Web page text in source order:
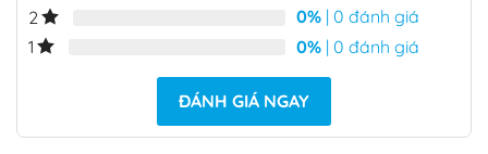
2
0% | 0 đánh giá
1
0% | 0 đánh giá
ĐÁNH GIÁ NGAY